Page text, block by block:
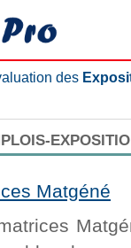
des
Matgéné